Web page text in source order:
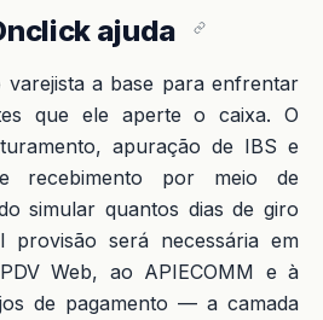
ajuda
varejista a base para enfrentar
que ele aperte o caixa. O
apuração de IBS e
por meio de
simular quantos dias de giro
provisão será necessária em
Web, ao APIECOMM e à
de pagamento — a camada